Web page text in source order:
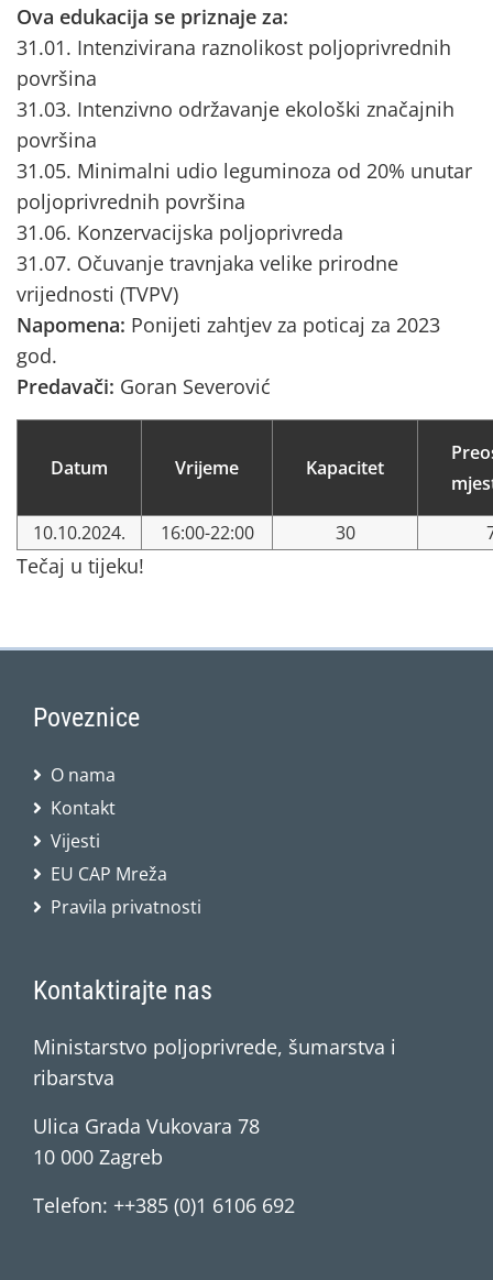
Ova edukacija se priznaje za:
31.01. Intenzivirana raznolikost poljoprivrednih
površina
31.03. Intenzivno održavanje ekološki značajnih
površina
31.05. Minimalni udio leguminoza od 20% unutar
poljoprivrednih površina
31.06. Konzervacijska poljoprivreda
31.07. Očuvanje travnjaka velike prirodne
vrijednosti (TVPV)
Napomena: Ponijeti zahtjev za poticaj za 2023
god.
Predavači: Goran Severović
Datum Vrijeme Kapacitet
10.10.2024. 16:00-22:00 30
Tečaj u tijeku!
Poveznice
O nama
Kontakt
Vijesti
EU CAP Mreža
Pravila privatnosti
Kontaktirajte nas
Ministarstvo poljoprivrede, šumarstva i
ribarstva
Ulica Grada Vukovara 78
10 000 Zagreb
Telefon: ++385 (0)1 6106 692